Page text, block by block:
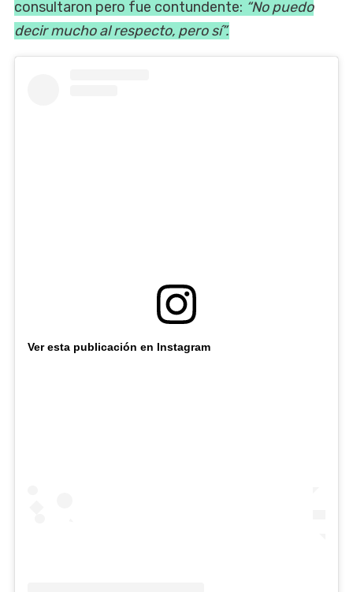
consultaron pero fue contundente: “No puedo
decir mucho al respecto, pero sí”.
Ver esta publicación en Instagram